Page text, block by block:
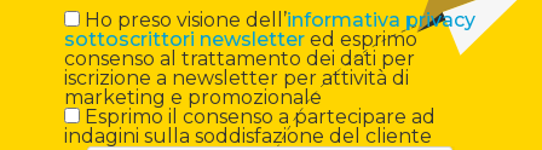
Ho preso visione dell’informativa privacy
sottoscrittori newslettered esprimo
consenso al trattamento dei dati per
iscrizione a newsletter per attività di
marketing e promozionale
Esprimo il consenso a partecipare ad
indagini sulla soddisfazione del cliente